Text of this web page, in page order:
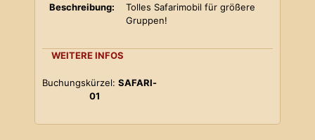
Beschreibung:
Tolles Safarimobil für größere
Gruppen!
WEITERE INFOS
Buchungskürzel: SAFARI-
01